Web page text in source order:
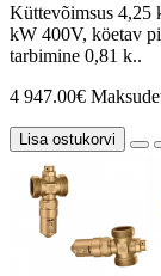
Küttevõimsus 4,25
kW 400V, köetav
tarbimine 0,81 k..
4 947.00€
Lisa ostukorvi